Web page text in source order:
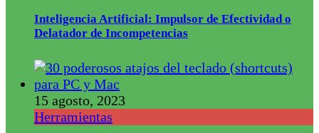
Inteligencia Artificial: Impulsor de Efectividad o
Delatador de Incompetencias
15 agosto, 2023
Herramientas